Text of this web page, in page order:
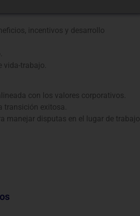
incentivos y desarrollo
trabajo.
con los valores corporativos.
exitosa.
manejar disputas en el lugar de trabajo.